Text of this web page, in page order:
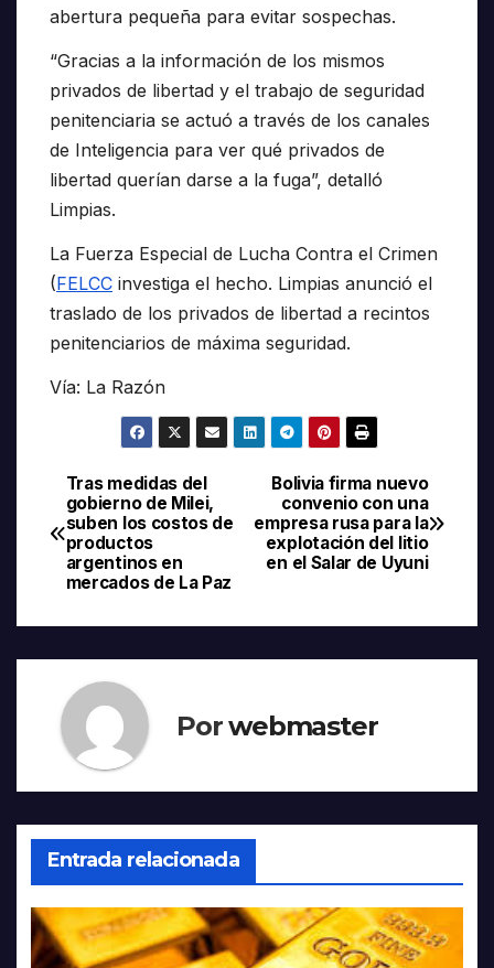
abertura pequeña para evitar sospechas.
“Gracias a la información de los mismos
privados de libertad y el trabajo de seguridad
penitenciaria se actuó a través de los canales
de Inteligencia para ver qué privados de
libertad querían darse a la fuga”, detalló
Limpias.
La Fuerza Especial de Lucha Contra el Crimen
(FELCC investiga el hecho. Limpias anunció el
traslado de los privados de libertad a recintos
penitenciarios de máxima seguridad.
Vía: La Razón
Navegación
de
entradas
Bolivia firma nuevo
convenio con una
empresa rusa para la
explotación del litio
en el Salar de Uyuni
Tras medidas del
gobierno de Milei,
suben los costos de
productos
argentinos en
mercados de La Paz
Porwebmaster
Entrada relacionada